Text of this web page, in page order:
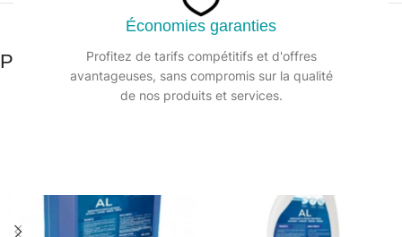
Économies garanties
Profitez de tarifs compétitifs et d'offres
avantageuses, sans compromis sur la qualité
de nos produits et services.
Produits similaires